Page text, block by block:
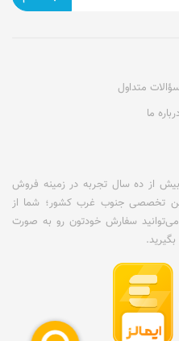
سؤالات متداول
ما
بیش از ده سال تجربه در زمینه فروش
تخصصی جنوب غرب کشور؛ شما از
سفارش خودتون رو به صورت